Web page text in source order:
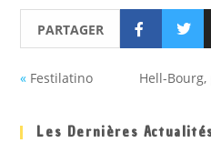
PARTAGER
« Festilatino Hell-
Les Dernières